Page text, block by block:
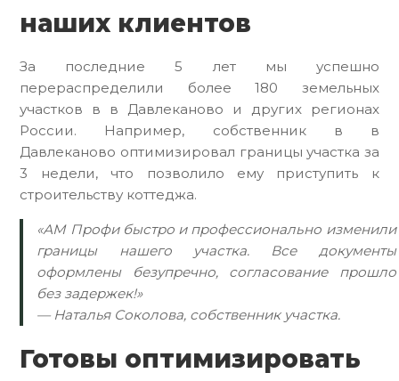
наших клиентов
За последние 5 лет мы успешно
перераспределили более 180 земельных
участков в в Давлеканово и других регионах
России. Например, собственник в в
Давлеканово оптимизировал границы участка за
3 недели, что позволило ему приступить к
строительству коттеджа.
«АМ Профи быстро и профессионально изменили
границы нашего участка. Все документы
оформлены безупречно, согласование прошло
без задержек!»
— Наталья Соколова, собственник участка.
Готовы оптимизировать